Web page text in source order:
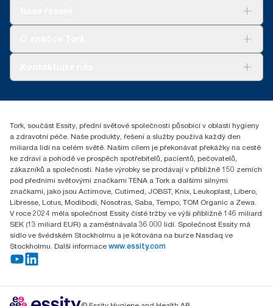
reception.prague@essity.com
Praha 8, Karlin, Sokolovská 100/94
186 00 Česká republika
Tork, součást Essity, přední světové společnosti působící v oblasti hygieny
a zdravotní péče. Naše produkty, řešení a služby používá každý den
miliarda lidí na celém světě. Naším cílem je překonávat překážky na cestě
ke zdraví a pohodě ve prospěch spotřebitelů, pacientů, pečovatelů,
zákazníků a společnosti. Naše výrobky se prodávají v přibližně 150 zemích
pod předními světovými značkami TENA a Tork a dalšími silnými
značkami, jako jsou Actimove, Cutimed, JOBST, Knix, Leukoplast, Libero,
Libresse, Lotus, Modibodi, Nosotras, Saba, Tempo, TOM Organic a Zewa.
V roce 2024 měla společnost Essity čisté tržby ve výši přibližně 146 miliard
SEK (13 miliard EUR) a zaměstnávala 36 000 lidí. Společnost Essity má
sídlo ve švédském Stockholmu a je kótována na burze Nasdaq ve
Stockholmu. Další informace www.essity.com